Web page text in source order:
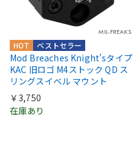
ベストセラー
HOT
Mod Breaches Knight'sタイプ
KAC 旧ロゴ M4ストック QD ス
リングスイベル マウント
￥3,750
在庫あり